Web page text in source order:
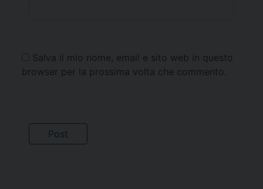
Salva il mio nome, email e sito web in questo
browser per la prossima volta che commento.